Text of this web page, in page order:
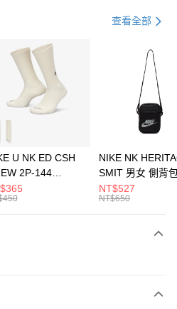
21家銀行
第一商業銀行
彰化商業銀行
付款。
上)免運費
查看全部
U NK ED CSH
2P-144
男女 短統襪
NIKE NK
SMIT 男女 側背
BA5871010
NT$527
NT$650